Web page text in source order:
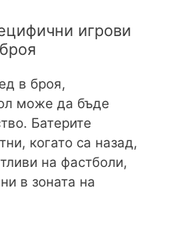
игрови
в броя,
може да бъде
Батерите
когато са назад,
на фастболи,
в зоната на